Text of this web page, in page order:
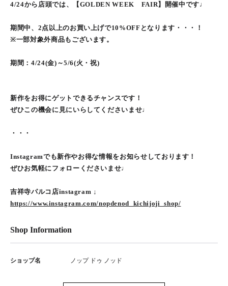
4/24から店頭では、【GOLDEN WEEK FAIR】開催中です♩
期間中、2点以上のお買い上げで10%OFFとなります・・・！
※一部対象外商品もございます。
期間：4/24(金)～5/6(火・祝)
新作をお得にゲットできるチャンスです！
ぜひこの機会に見にいらしてくださいませ♩
・・・
Instagramでも新作やお得な情報をお知らせしております！
ぜひお気軽にフォローくださいませ♩
吉祥寺パルコ店instagram ↓
https://www.instagram.com/nopdenod_kichijoji_shop/
Shop Information
ショップ名 ノップ ドゥ ノッド